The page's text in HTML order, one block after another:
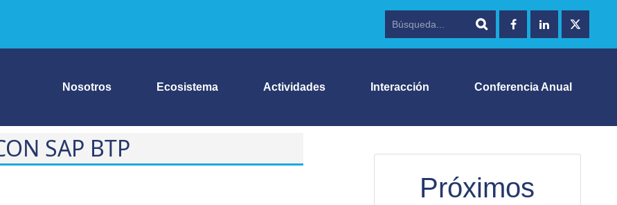
Nosotros Ecosistema Actividades Interacción Conferencia Anual
SAP BTP
Próximos